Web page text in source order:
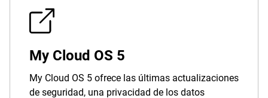
My Cloud OS 5
My Cloud OS 5 ofrece las últimas actualizaciones
de seguridad, una privacidad de los datos